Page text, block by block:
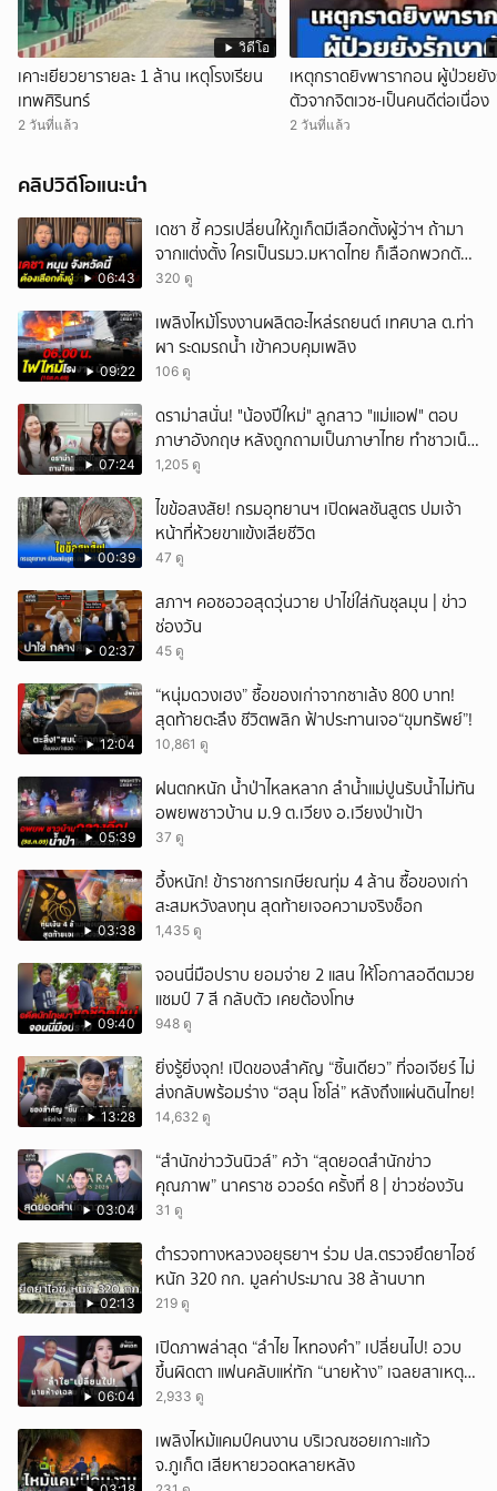
วิดีโอ
เคาะเยียวยารายละ 1 ล้าน เหตุโรงเรียน
เทพศิรินทร์
2 วันที่แล้ว
เหตุกราดยิvพารากอน ผู้ป่วยยั
ตัวจากจิตเวช-เป็นคนดีต่อเนื่อง
2 วันที่แล้ว
คลิปวิดีโอแนะนำ
06:43
เดชา ชี้ ควรเปลี่ยนให้ภูเก็ตมีเลือกตั้งผู้ว่าฯ ถ้ามา
จากแต่งตั้ง ใครเป็นรมว.มหาดไทย ก็เลือกพวกตัว
เอง
320 ดู
09:22
เพลิงไหม้โรงงานผลิตอะไหล่รถยนต์ เทศบาล ต.ท่า
ผา ระดมรถน้ำ เข้าควบคุมเพลิง
106 ดู
07:24
ดราม่าสนั่น! "น้องปีใหม่" ลูกสาว "แม่แอฟ" ตอบ
ภาษาอังกฤษ หลังถูกถามเป็นภาษาไทย ทำชาวเน็ต
ถกสนั่น!
1,205 ดู
00:39
ไขข้อสงสัย! กรมอุทยานฯ เปิดผลชันสูตร ปมเจ้า
หน้าที่ห้วยขาแข้งเสียชีวิต
47 ดู
02:37
สภาฯ คอซอวอสุดวุ่นวาย ปาไข่ใส่กันชุลมุน | ข่าว
ช่องวัน
45 ดู
12:04
“หนุ่มดวงเฮง” ซื้อของเก่าจากซาเล้ง 800 บาท!
สุดท้ายตะลึง ชีวิตพลิก ฟ้าประทานเจอ“ขุมทรัพย์”!
10,861 ดู
05:39
ฝนตกหนัก น้ำป่าไหลหลาก ลำน้ำแม่ปูนรับน้ำไม่ทัน
อพยพชาวบ้าน ม.9 ต.เวียง อ.เวียงป่าเป้า
37 ดู
03:38
อึ้งหนัก! ข้าราชการเกษียณทุ่ม 4 ล้าน ซื้อของเก่า
สะสมหวังลงทุน สุดท้ายเจอความจริงช็อก
1,435 ดู
09:40
จอนนี่มือปราบ ยอมจ่าย 2 แสน ให้โอกาสอดีตมวย
แชมป์ 7 สี กลับตัว เคยต้องโทษ
948 ดู
13:28
ยิ่งรู้ยิ่งจุก! เปิดของสำคัญ “ชิ้นเดียว” ที่จอเจียร์ ไม่
ส่งกลับพร้อมร่าง “ฮลุน โซโล่” หลังถึงแผ่นดินไทย!
14,632 ดู
03:04
“สำนักข่าววันนิวส์” คว้า “สุดยอดสำนักข่าว
คุณภาพ” นาคราช อวอร์ด ครั้งที่ 8 | ข่าวช่องวัน
31 ดู
02:13
ตำรวจทางหลวงอยุธยาฯ ร่วม ปส.ตรวจยึดยาไอซ์
หนัก 320 กก. มูลค่าประมาณ 38 ล้านบาท
219 ดู
06:04
เปิดภาพล่าสุด “ลำไย ไหทองคำ” เปลี่ยนไป! อวบ
ขึ้นผิดตา แฟนคลับแห่ทัก “นายห้าง” เฉลยสาเหตุ
ชัด!
2,933 ดู
เพลิงไหม้แคมป์คนงาน บริเวณซอยเกาะแก้ว
จ.ภูเก็ต เสียหายวอดหลายหลัง